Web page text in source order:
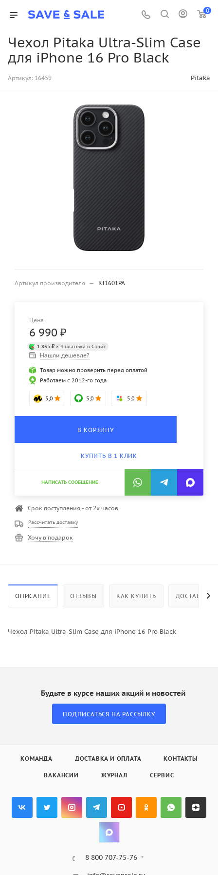
0
Чехол Pitaka Ultra-Slim Case
для iPhone 16 Pro Black
Артикул: 16459 Pitaka
Артикул производителя — KI1601PA
Цена
6 990 ₽
1 835 ₽ × 4 платежа в Сплит
Нашли дешевле?
Товар можно проверить перед оплатой
Работаем с 2012-го года
5,0 5,0 5,0
В КОРЗИНУ
КУПИТЬ В 1 КЛИК
НАПИСАТЬ СООБЩЕНИЕ
Срок поступления - от 2х часов
Рассчитать доставку
Хочу в подарок
ОПИСАНИЕ ОТЗЫВЫ КАК КУПИТЬ ДОСТАВКА
Чехол Pitaka Ultra-Slim Case для iPhone 16 Pro Black
Будьте в курсе наших акций и новостей
ПОДПИСАТЬСЯ НА РАССЫЛКУ
КОМАНДА ДОСТАВКА И ОПЛАТА КОНТАКТЫ
ВАКАНСИИ ЖУРНАЛ СЕРВИС
8 800 707-75-76